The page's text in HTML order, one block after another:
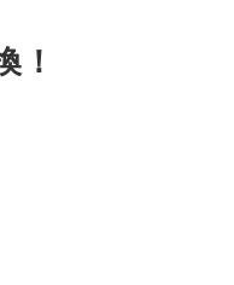
！